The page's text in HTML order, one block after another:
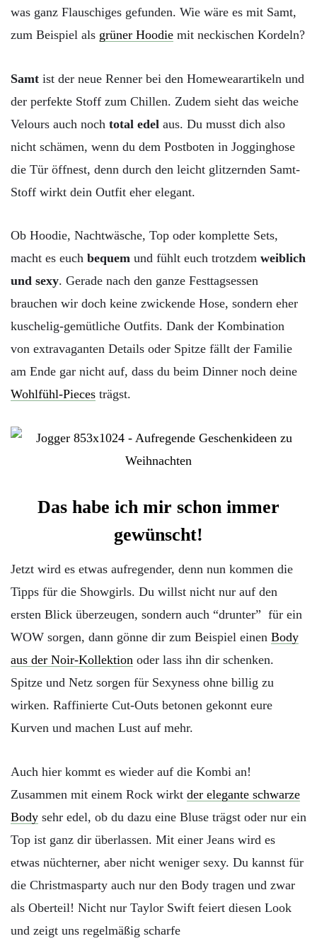
was ganz Flauschiges gefunden. Wie wäre es mit Samt,
zum Beispiel als grüner Hoodie mit neckischen Kordeln?
Samt ist der neue Renner bei den Homewearartikeln und
der perfekte Stoff zum Chillen. Zudem sieht das weiche
Velours auch noch total edel aus. Du musst dich also
nicht schämen, wenn du dem Postboten in Jogginghose
die Tür öffnest, denn durch den leicht glitzernden Samt-
Stoff wirkt dein Outfit eher elegant.
Ob Hoodie, Nachtwäsche, Top oder komplette Sets,
macht es euch bequem und fühlt euch trotzdem weiblich
und sexy. Gerade nach den ganze Festtagsessen
brauchen wir doch keine zwickende Hose, sondern eher
kuschelig-gemütliche Outfits. Dank der Kombination
von extravaganten Details oder Spitze fällt der Familie
am Ende gar nicht auf, dass du beim Dinner noch deine
Wohlfühl-Pieces trägst.
Das habe ich mir schon immer
gewünscht!
Jetzt wird es etwas aufregender, denn nun kommen die
Tipps für die Showgirls. Du willst nicht nur auf den
ersten Blick überzeugen, sondern auch “drunter” für ein
WOW sorgen, dann gönne dir zum Beispiel einen Body
aus der Noir-Kollektion oder lass ihn dir schenken.
Spitze und Netz sorgen für Sexyness ohne billig zu
wirken. Raffinierte Cut-Outs betonen gekonnt eure
Kurven und machen Lust auf mehr.
Auch hier kommt es wieder auf die Kombi an!
Zusammen mit einem Rock wirkt der elegante schwarze
Body sehr edel, ob du dazu eine Bluse trägst oder nur ein
Top ist ganz dir überlassen. Mit einer Jeans wird es
etwas nüchterner, aber nicht weniger sexy. Du kannst für
die Christmasparty auch nur den Body tragen und zwar
als Oberteil! Nicht nur Taylor Swift feiert diesen Look
und zeigt uns regelmäßig scharfe